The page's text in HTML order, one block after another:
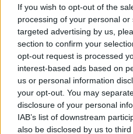
If you wish to opt-out of the
processing of your personal
targeted advertising by us,
section to confirm your
opt-out request is processed
interest-based ads based on
us or personal information
your opt-out. You may
disclosure of your personal
IAB’s list of downstream
also be disclosed by us to
o
o
k
r st A
p
p
NOTIZIE RECENTI
“Sul filo del
reading su Atzeni